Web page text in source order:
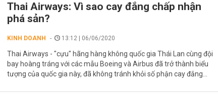
Thai Airways: Vì sao cay đắng chấp nhận
phá sản?
KINH DOANH 13:12 | 06/06/2020
Thai Airways - "cựu" hãng hàng không quốc gia Thái Lan cùng đội
bay hoàng tráng với các mẫu Boeing và Airbus đã trở thành biểu
tượng của quốc gia này, đã không tránh khỏi số phận cay đắng...